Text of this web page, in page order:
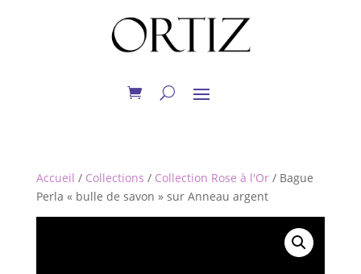
Accueil / Collections / Collection Rose à l'Or/ Bague
Perla « bulle de savon » sur Anneau argent